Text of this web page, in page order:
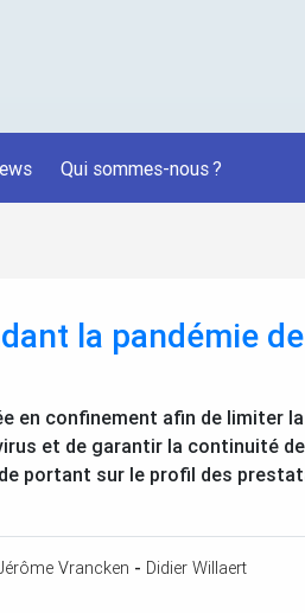
Qui sommes-nous?
la pandémie de
en confinement afin de limiter
et de garantir la continuité
portant sur le profil des
Vrancken - Didier Willaert